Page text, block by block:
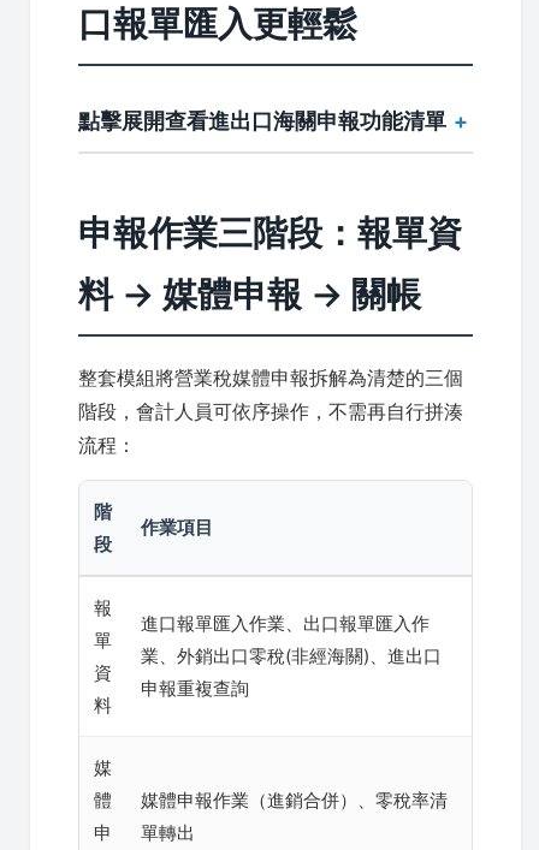
口報單匯入更輕鬆
點擊展開查看進出口海關申報功能清單
申報作業三階段：報單資
料 → 媒體申報 → 關帳
整套模組將營業稅媒體申報拆解為清楚的三個
階段，會計人員可依序操作，不需再自行拼湊
流程：
階
段
作業項目
報
單
資
料
進口報單匯入作業、出口報單匯入作
業、外銷出口零稅(非經海關)、進出口
申報重複查詢
媒
體
申
媒體申報作業（進銷合併）、零稅率清
單轉出